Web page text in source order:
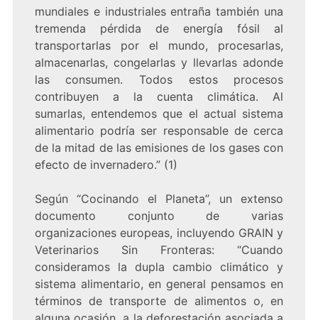
mundiales e industriales entraña también una
tremenda pérdida de energía fósil al
transportarlas por el mundo, procesarlas,
almacenarlas, congelarlas y llevarlas adonde
las consumen. Todos estos procesos
contribuyen a la cuenta climática. Al
sumarlas, entendemos que el actual sistema
alimentario podría ser responsable de cerca
de la mitad de las emisiones de los gases con
efecto de invernadero.” (1)
Según “Cocinando el Planeta”, un extenso
documento conjunto de varias
organizaciones europeas, incluyendo GRAIN y
Veterinarios Sin Fronteras: “Cuando
consideramos la dupla cambio climático y
sistema alimentario, en general pensamos en
términos de transporte de alimentos o, en